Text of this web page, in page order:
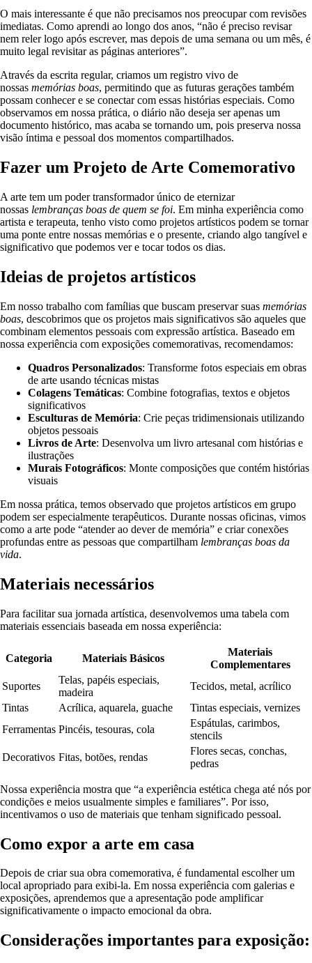
O mais interessante é que não precisamos nos preocupar com revisões
imediatas. Como aprendi ao longo dos anos, “não é preciso revisar
nem reler logo após escrever, mas depois de uma semana ou um mês, é
muito legal revisitar as páginas anteriores”.
Através da escrita regular, criamos um registro vivo de
nossas memórias boas, permitindo que as futuras gerações também
possam conhecer e se conectar com essas histórias especiais. Como
observamos em nossa prática, o diário não deseja ser apenas um
documento histórico, mas acaba se tornando um, pois preserva nossa
visão íntima e pessoal dos momentos compartilhados.
Fazer um Projeto de Arte Comemorativo
A arte tem um poder transformador único de eternizar
nossas lembranças boas de quem se foi. Em minha experiência como
artista e terapeuta, tenho visto como projetos artísticos podem se tornar
uma ponte entre nossas memórias e o presente, criando algo tangível e
significativo que podemos ver e tocar todos os dias.
Ideias de projetos artísticos
Em nosso trabalho com famílias que buscam preservar suas memórias
boas, descobrimos que os projetos mais significativos são aqueles que
combinam elementos pessoais com expressão artística. Baseado em
nossa experiência com exposições comemorativas, recomendamos:
Quadros Personalizados: Transforme fotos especiais em obras
de arte usando técnicas mistas
Colagens Temáticas: Combine fotografias, textos e objetos
significativos
Esculturas de Memória: Crie peças tridimensionais utilizando
objetos pessoais
Livros de Arte: Desenvolva um livro artesanal com histórias e
ilustrações
Murais Fotográficos: Monte composições que contém histórias
visuais
Em nossa prática, temos observado que projetos artísticos em grupo
podem ser especialmente terapêuticos. Durante nossas oficinas, vimos
como a arte pode “atender ao dever de memória” e criar conexões
profundas entre as pessoas que compartilham lembranças boas da
vida.
Materiais necessários
Para facilitar sua jornada artística, desenvolvemos uma tabela com
materiais essenciais baseada em nossa experiência:
Categoria Materiais Básicos
Materiais
Complementares
Suportes
Telas, papéis especiais,
madeira
Tecidos, metal, acrílico
Tintas
Acrílica, aquarela, guache
Tintas especiais, vernizes
Ferramentas Pincéis, tesouras, cola
Espátulas, carimbos,
stencils
Decorativos Fitas, botões, rendas
Flores secas, conchas,
pedras
Nossa experiência mostra que “a experiência estética chega até nós por
condições e meios usualmente simples e familiares”. Por isso,
incentivamos o uso de materiais que tenham significado pessoal.
Como expor a arte em casa
Depois de criar sua obra comemorativa, é fundamental escolher um
local apropriado para exibi-la. Em nossa experiência com galerias e
exposições, aprendemos que a apresentação pode amplificar
significativamente o impacto emocional da obra.
Considerações importantes para exposição: